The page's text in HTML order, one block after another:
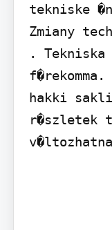
tekniske
Zmiany
. Tekniska
hakki
r�szletek